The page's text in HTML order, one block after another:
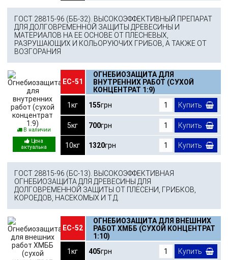
ГОСТ 28815-96 (ББ-32). ВЫСОКОЭФФЕКТИВНЫЙ ПРЕПАРАТ
ДЛЯ ДОЛГОВРЕМЕННОЙ ЗАЩИТЫ ДРЕВЕСИНЫ И
МАТЕРИАЛОВ НА ЕЕ ОСНОВЕ ОТ ПЛЕСНЕВЫХ,
РАЗРУШАЮЩИХ И КОЛЬОРУЮЧИХ ГРИБОВ, А ТАКЖЕ ОТ
ВОЗГОРАНИЯ
В наличии
ЕС-51
ОГНЕБИОЗАЩИТА ДЛЯ
ВНУТРЕННИХ РАБОТ (СУХОЙ
КОНЦЕНТРАТ 1:9)
1кг
155грн Купить
5кг 700грн Купить
10кг 1320грн Купить
ГОСТ 28815-96 (БС-13). ВЫСОКОЭФФЕКТИВНАЯ
ОГНЕБИОЗАЩИТА ДЛЯ ДРЕВЕСИНЫ ДЛЯ
ДОЛГОВРЕМЕННОЙ ЗАЩИТЫ ОТ ПЛЕСЕНИ, ГРИБКОВ,
КОРОЕДОВ, НАСЕКОМЫХ И Т.Д.
ЕС-52
ОГНЕБИОЗАЩИТА ДЛЯ ВНЕШНИХ
РАБОТ ХМББ (СУХОЙ КОНЦЕНТРАТ
1:10)
1кг
405грн Купить